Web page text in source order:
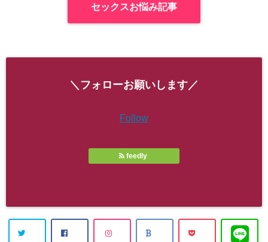
セックスお悩み記事
＼フォローお願いします／
Follow
feedly